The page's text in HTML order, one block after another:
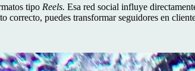
tipo Reels. Esa red social influye
correcto, puedes transformar seguidores en